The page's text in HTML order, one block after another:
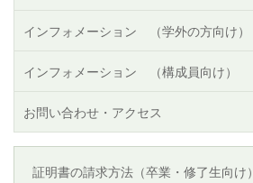
インフォメーション （学外の方向け）
インフォメーション （構成員向け）
お問い合わせ・アクセス
証明書の請求方法（卒業・修了生向け）